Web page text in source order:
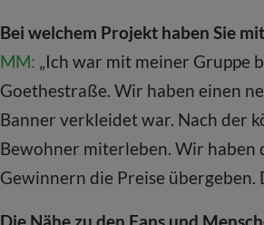
Bei welchem Projekt haben Sie
MM: „Ich war mit meiner Gruppe
Goethestraße. Wir haben einen
Banner verkleidet war. Nach der
Bewohner miterleben. Wir haben
Gewinnern die Preise übergeben.